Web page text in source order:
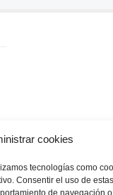
cookies
tecnologías como
Consentir el uso de